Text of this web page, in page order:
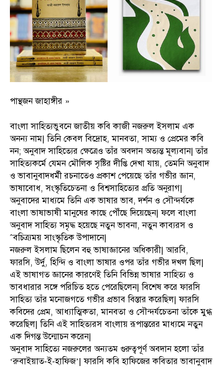
পান্থজন জাহাঙ্গীর »
বাংলা সাহিত্যভুবনে জাতীয় কবি কাজী নজরুল ইসলাম এক
অনন্য নাম| তিনি কেবল বিদ্রোহ, মানবতা, সাম্য ও প্রেমের কবি
নন; অনুবাদ সাহিত্যের ক্ষেত্রেও তাঁর অবদান অত্যন্ত মূল্যবান| তাঁর
সাহিত্যকর্মে যেমন মৌলিক সৃষ্টির দীপ্তি দেখা যায়, তেমনি অনুবাদ
ও ভাবানুবাদধর্মী রচনাতেও প্রকাশ পেয়েছে তাঁর গভীর জ্ঞান,
ভাষাবোধ, সংস্কৃতিচেতনা ও বিশ্বসাহিত্যের প্রতি অনুরাগ|
অনুবাদের মাধ্যমে তিনি এক ভাষার ভাব, দর্শন ও সৌন্দর্যকে
বাংলা ভাষাভাষী মানুষের কাছে পৌঁছে দিয়েছেন| ফলে বাংলা
অনুবাদ সাহিত্য সমৃদ্ধ হয়েছে নতুন ভাবনা, নতুন কাব্যরস ও
ˆবচিত্র্যময় সাংস্কৃতিক উপাদানে|
নজরুল ইসলাম ছিলেন বহু ভাষাজ্ঞানের অধিকারী| আরবি,
ফারসি, উর্দু, হিন্দি ও বাংলা ভাষার ওপর তাঁর গভীর দখল ছিল|
এই ভাষাগত জ্ঞানের কারণেই তিনি বিভিন্ন ভাষার সাহিত্য ও
ভাবধারার সঙ্গে পরিচিত হতে পেরেছিলেন| বিশেষ করে ফারসি
সাহিত্য তাঁর মনোজগতে গভীর প্রভাব বিস্তার করেছিল| ফারসি
কবিদের প্রেম, আধ্যাত্মিকতা, মানবতা ও সৌন্দর্যচেতনা তাঁকে মুগ্ধ
করেছিল| তিনি এই সাহিত্যরস বাংলায় রূপান্তরের মাধ্যমে নতুন
এক দিগন্ত উন্মোচন করেন|
অনুবাদ সাহিত্যে নজরুলের অন্যতম গুরুত্বপূর্ণ অবদান হলো তাঁর
‘রুবাইয়াত-ই-হাফিজ’| ফারসি কবি হাফিজের কবিতার ভাবানুবাদ